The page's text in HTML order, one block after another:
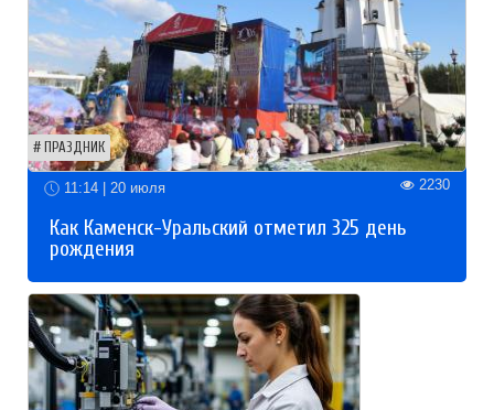
ПРАЗДНИК
11:14 | 20 июля 2230
Как Каменск-Уральский отметил 325 день
рождения